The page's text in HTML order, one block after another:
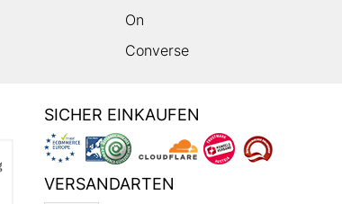
On
Converse
SICHER EINKAUFEN
VERSANDARTEN